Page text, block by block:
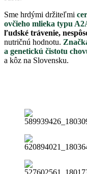
Sme hrdými držiteľmi
ovčieho mlieka typu
ľudské trávenie,
nutričnú hodnotu.
a genetickú čistotu
a kôz na Slovensku.